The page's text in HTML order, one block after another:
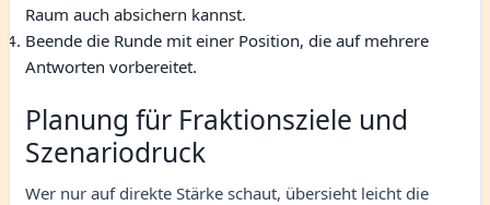
Raum auch absichern kannst.
Beende die Runde mit einer Position, die auf mehrere
Antworten vorbereitet.
Planung für Fraktionsziele und
Szenariodruck
Wer nur auf direkte Stärke schaut, übersieht leicht die